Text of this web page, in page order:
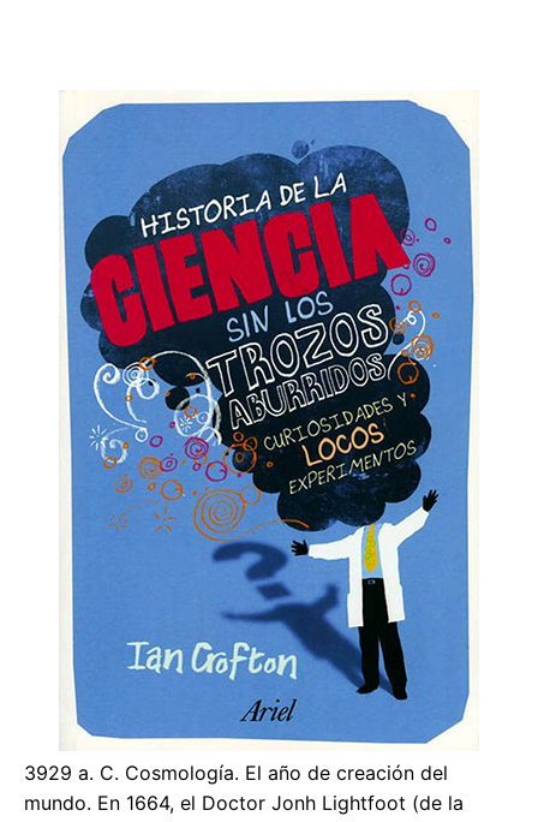
3929 a. C. Cosmología. El año de creación del
mundo. En 1664, el Doctor Jonh Lightfoot (de la